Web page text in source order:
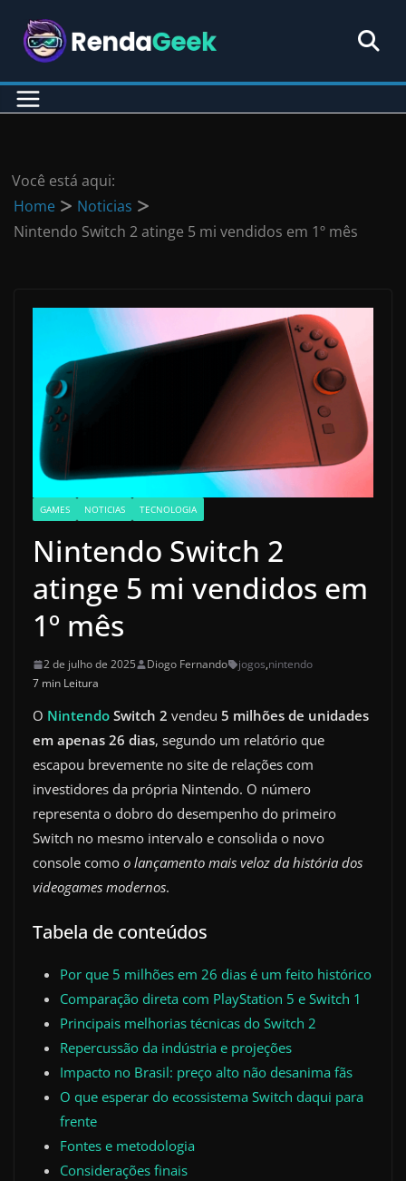
para
conteúdo
Você está aqui:
Home
Noticias
Nintendo Switch 2 atinge 5 mi vendidos em 1º mês
GAMES NOTICIAS TECNOLOGIA
Nintendo Switch 2
atinge 5 mi vendidos em
1º mês
2 de julho de 2025 Diogo Fernando jogos,nintendo
7 min Leitura
O Nintendo Switch 2 vendeu 5 milhões de unidades
em apenas 26 dias, segundo um relatório que
escapou brevemente no site de relações com
investidores da própria Nintendo. O número
representa o dobro do desempenho do primeiro
Switch no mesmo intervalo e consolida o novo
console como o lançamento mais veloz da história dos
videogames modernos.
Tabela de conteúdos
Por que 5 milhões em 26 dias é um feito histórico
Comparação direta com PlayStation 5 e Switch 1
Principais melhorias técnicas do Switch 2
Repercussão da indústria e projeções
Impacto no Brasil: preço alto não desanima fãs
O que esperar do ecossistema Switch daqui para
frente
Fontes e metodologia
Considerações finais